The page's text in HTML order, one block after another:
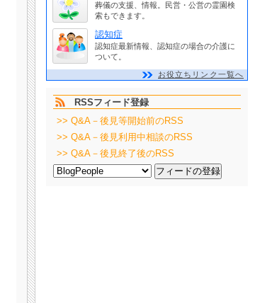
葬儀の支援、情報。民営・公営の霊園検
索もできます。
認知症
認知症最新情報、認知症の場合の介護に
ついて。
お役立ちリンク一覧へ
RSSフィード登録
>> Q&A－後見等開始前のRSS
>> Q&A－後見利用中相談のRSS
>> Q&A－後見終了後のRSS